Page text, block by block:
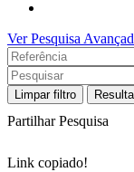
Ver Pesquisa
Limpar filtro
Partilhar Pesquisa
Link copiado!